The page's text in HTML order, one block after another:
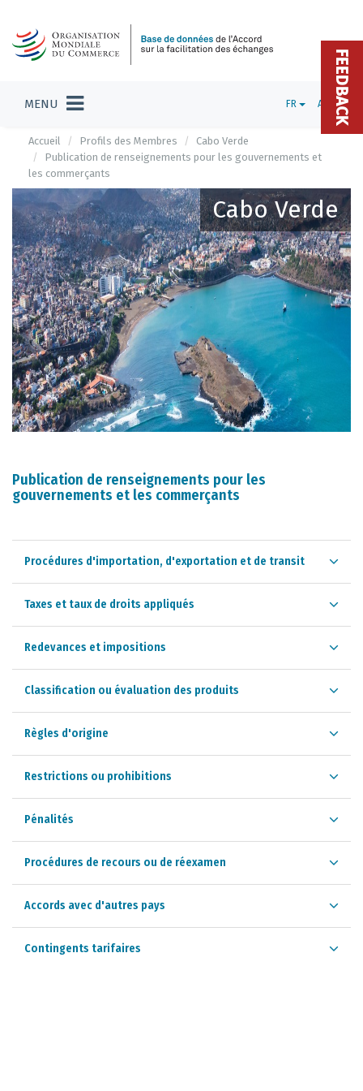
MENU FR ADMIN
Accueil Profils des Membres
Cabo Verde
Publication de renseignements pour les gouvernements et
les commerçants
Cabo Verde
Publication de renseignements pour les
gouvernements et les commerçants
Procédures d'importation, d'exportation et de transit
Taxes et taux de droits appliqués
Redevances et impositions
Classification ou évaluation des produits
Règles d'origine
Restrictions ou prohibitions
Pénalités
Procédures de recours ou de réexamen
Accords avec d'autres pays
Contingents tarifaires
FEEDBACK